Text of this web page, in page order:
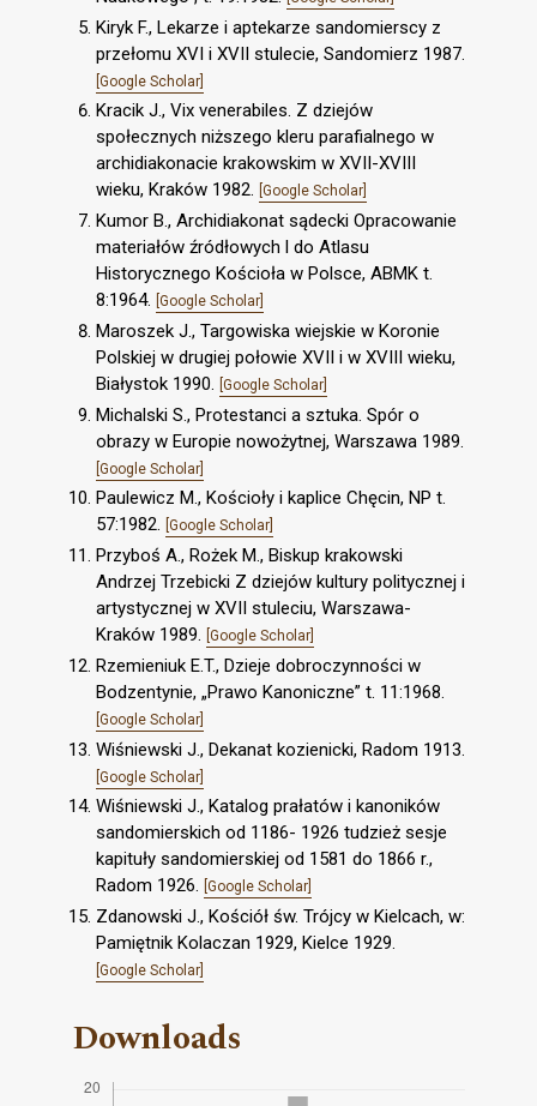
Kiryk F., Lekarze i aptekarze sandomierscy z
przełomu XVI i XVII stulecie, Sandomierz 1987.
[Google Scholar]
Kracik J., Vix venerabiles. Z dziejów
społecznych niższego kleru parafialnego w
archidiakonacie krakowskim w XVII-XVIII
wieku, Kraków 1982. [Google Scholar]
Kumor B., Archidiakonat sądecki Opracowanie
materiałów źródłowych l do Atlasu
Historycznego Kościoła w Polsce, ABMK t.
8:1964. [Google Scholar]
Maroszek J., Targowiska wiejskie w Koronie
Polskiej w drugiej połowie XVII i w XVIII wieku,
Białystok 1990. [Google Scholar]
Michalski S., Protestanci a sztuka. Spór o
obrazy w Europie nowożytnej, Warszawa 1989.
[Google Scholar]
Paulewicz M., Kościoły i kaplice Chęcin, NP t.
57:1982. [Google Scholar]
Przyboś A., Rożek M., Biskup krakowski
Andrzej Trzebicki Z dziejów kultury politycznej i
artystycznej w XVII stuleciu, Warszawa-
Kraków 1989. [Google Scholar]
Rzemieniuk E.T., Dzieje dobroczynności w
Bodzentynie, „Prawo Kanoniczne” t. 11:1968.
[Google Scholar]
Wiśniewski J., Dekanat kozienicki, Radom 1913.
[Google Scholar]
Wiśniewski J., Katalog prałatów i kanoników
sandomierskich od 1186- 1926 tudzież sesje
kapituły sandomierskiej od 1581 do 1866 r.,
Radom 1926. [Google Scholar]
Zdanowski J., Kościół św. Trójcy w Kielcach, w:
Pamiętnik Kolaczan 1929, Kielce 1929.
[Google Scholar]
Downloads